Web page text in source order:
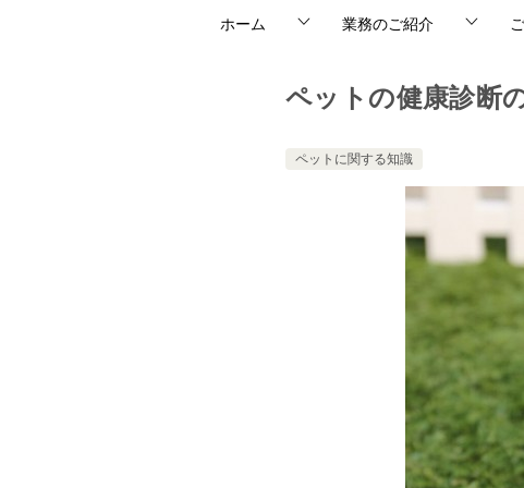
ホーム 業務のご紹介
ペットの健康診断
ペットに関する知識